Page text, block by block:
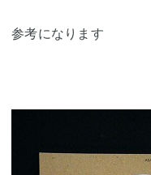
参考になります